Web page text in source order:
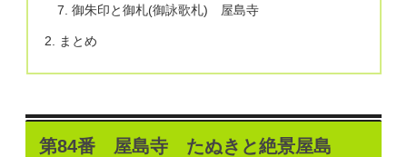
御朱印と御札(御詠歌札) 屋島寺
まとめ
第84番 屋島寺 たぬきと絶景屋島